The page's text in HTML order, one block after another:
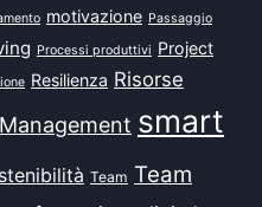
motivazione Passaggio
Processi produttivi Project
Resilienza Risorse
smart
Team Team